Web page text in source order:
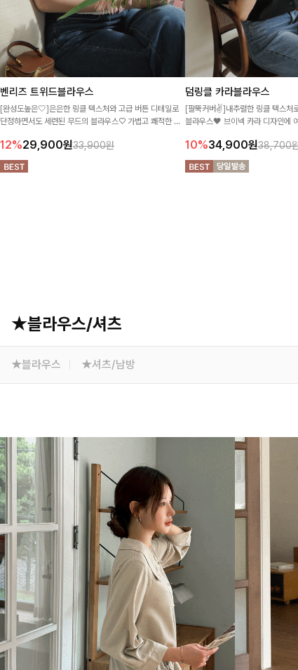
벤리즈 트위드블라우스
[완성도높은🤍]은은한 링클 텍스처와 고급 버튼 디테일로
단정하면서도 세련된 무드의 블라우스♡ 가볍고 쾌적한 착
이랍니다-!
12%29,900원33,900원
덤링클 카라블라우스
[팔뚝커버✌]내추럴한 링클 텍스처
블라우스🖤 브이넥 카라 디자인에
10%34,900원38,700
★블라우스/셔츠
★블라우스 ★셔츠/남방